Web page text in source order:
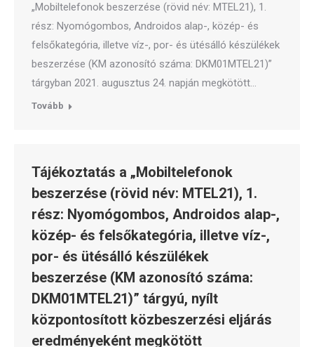
„Mobiltelefonok beszerzése (rövid név: MTEL21), 1.
rész: Nyomógombos, Androidos alap-, közép- és
felsőkategória, illetve víz-, por- és ütésálló készülékek
beszerzése (KM azonosító száma: DKM01MTEL21)”
tárgyban 2021. augusztus 24. napján megkötött…
Tovább
Tájékoztatás a „Mobiltelefonok
beszerzése (rövid név: MTEL21), 1.
rész: Nyomógombos, Androidos alap-,
közép- és felsőkategória, illetve víz-,
por- és ütésálló készülékek
beszerzése (KM azonosító száma:
DKM01MTEL21)” tárgyú, nyílt
központosított közbeszerzési eljárás
eredményeként megkötött